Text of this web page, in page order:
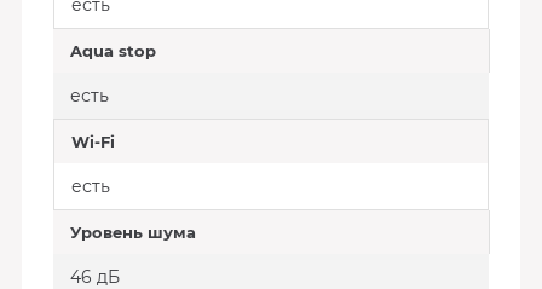
есть
Aqua stop
есть
Wi-Fi
есть
Уровень шума
46 дБ